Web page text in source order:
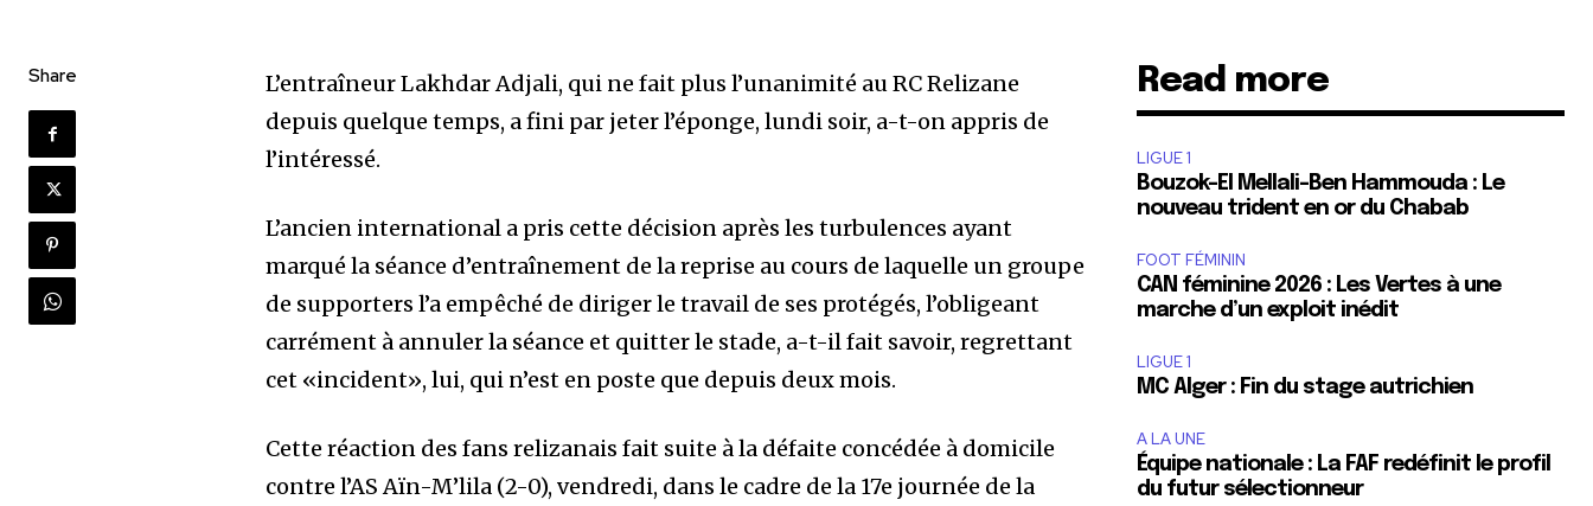
Share
L’entraîneur Lakhdar Adjali, qui ne fait plus l’unanimité au RC Relizane
depuis quelque temps, a fini par jeter l’éponge, lundi soir, a-t-on appris de
l’intéressé.
L’ancien international a pris cette décision après les turbulences ayant
marqué la séance d’entraînement de la reprise au cours de laquelle un groupe
de supporters l’a empêché de diriger le travail de ses protégés, l’obligeant
carrément à annuler la séance et quitter le stade, a-t-il fait savoir, regrettant
cet «incident», lui, qui n’est en poste que depuis deux mois.
Cette réaction des fans relizanais fait suite à la défaite concédée à domicile
contre l’AS Aïn-M’lila (2-0), vendredi, dans le cadre de la 17e journée de la
Read more
LIGUE 1
Bouzok-El Mellali-Ben Hammouda : Le
nouveau trident en or du Chabab
FOOT FÉMININ
CAN féminine 2026 : Les Vertes à une
marche d’un exploit inédit
LIGUE 1
MC Alger : Fin du stage autrichien
A LA UNE
Équipe nationale : La FAF redéfinit le profil
du futur sélectionneur